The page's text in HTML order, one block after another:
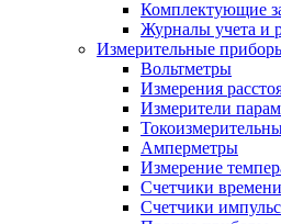
Комплектующие
Журналы учета и
Измерительные
Вольтметры
Измерения
Измерители
Амперметры
Измерение
Счетчики
Счетчики